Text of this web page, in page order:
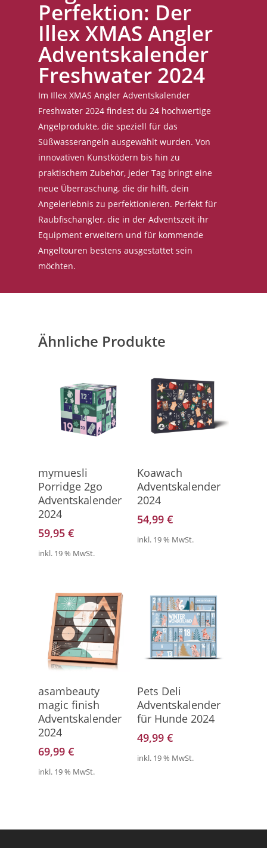
Perfektion: Der
Illex XMAS Angler
Adventskalender
Freshwater 2024
Im Illex XMAS Angler Adventskalender
Freshwater 2024 findest du 24 hochwertige
Angelprodukte, die speziell für das
Süßwasserangeln ausgewählt wurden. Von
innovativen Kunstködern bis hin zu
praktischem Zubehör, jeder Tag bringt eine
neue Überraschung, die dir hilft, dein
Angelerlebnis zu perfektionieren. Perfekt für
Raubfischangler, die in der Adventszeit ihr
Equipment erweitern und für kommende
Angeltouren bestens ausgestattet sein
möchten.
Ähnliche Produkte
mymuesli
Porridge 2go
Adventskalender
2024
59,95 €
inkl. 19 % MwSt.
Koawach
Adventskalender
2024
54,99€
inkl. 19 % MwSt.
asambeauty
magic finish
Adventskalender
2024
69,99 €
inkl. 19 % MwSt.
Pets Deli
Adventskalender
für Hunde 2024
49,99€
inkl. 19 % MwSt.